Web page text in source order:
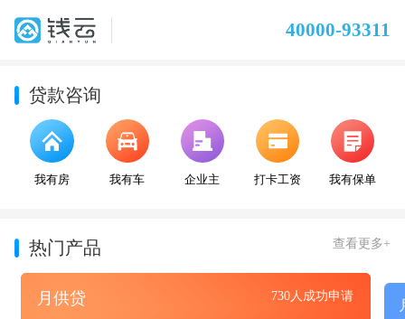
40000-93311
贷款咨询
我有房 我有车 企业主 打卡工资 我有保单
热门产品 查看更多+
月供贷 730人成功申请